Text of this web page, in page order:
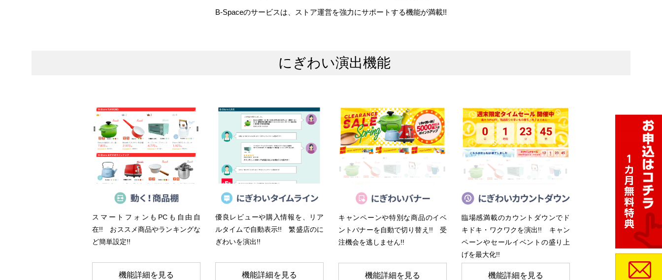
B-Spaceのサービスは、ストア運営を強力にサポートする機能が満載!!
にぎわい演出機能
スマートフォンもPCも自由自
在!! おススメ商品やランキングな
ど簡単設定!!
機能詳細を見る
優良レビューや購入情報を、リア
ルタイムで自動表示!! 繁盛店のに
ぎわいを演出!!
機能詳細を見る
キャンペーンや特別な商品のイベ
ントバナーを自動で切り替え!! 受
注機会を逃しません!!
機能詳細を見る
臨場感満載のカウントダウンでド
キドキ・ワクワクを演出!! キャン
ペーンやセールイベントの盛り上
げを最大化!!
機能詳細を見る